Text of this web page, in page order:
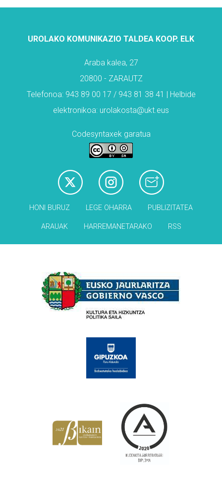
UROLAKO KOMUNIKAZIO TALDEA KOOP. ELK
Araba kalea, 27
20800 - ZARAUTZ
Telefonoa: 943 89 00 17 / 943 81 38 41 | Helbide
elektronikoa: urolakosta@ukt.eus
Codesyntaxek garatua
HONI BURUZ LEGE OHARRA PUBLIZITATEA
ARAUAK HARREMANETARAKO RSS